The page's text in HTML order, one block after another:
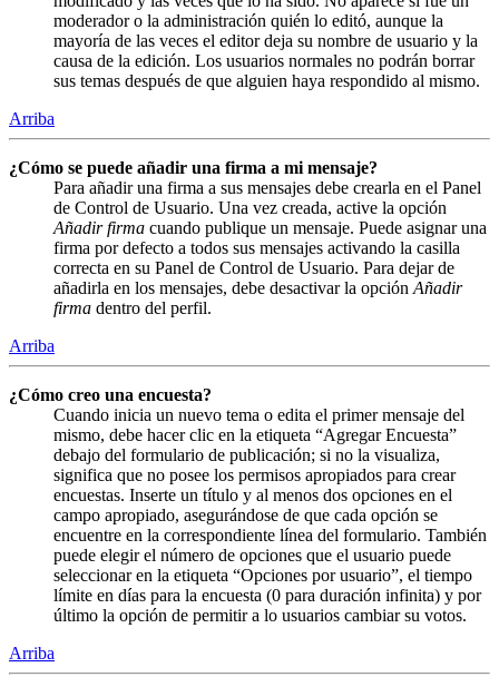
moderador o la administración quién lo editó, aunque la
mayoría de las veces el editor deja su nombre de usuario y la
causa de la edición. Los usuarios normales no podrán borrar
sus temas después de que alguien haya respondido al mismo.
Arriba
¿Cómo se puede añadir una firma a mi mensaje?
Para añadir una firma a sus mensajes debe crearla en el Panel
de Control de Usuario. Una vez creada, active la opción
Añadir firma cuando publique un mensaje. Puede asignar una
firma por defecto a todos sus mensajes activando la casilla
correcta en su Panel de Control de Usuario. Para dejar de
añadirla en los mensajes, debe desactivar la opción Añadir
firma dentro del perfil.
Arriba
¿Cómo creo una encuesta?
Cuando inicia un nuevo tema o edita el primer mensaje del
mismo, debe hacer clic en la etiqueta “Agregar Encuesta”
debajo del formulario de publicación; si no la visualiza,
significa que no posee los permisos apropiados para crear
encuestas. Inserte un título y al menos dos opciones en el
campo apropiado, asegurándose de que cada opción se
encuentre en la correspondiente línea del formulario. También
puede elegir el número de opciones que el usuario puede
seleccionar en la etiqueta “Opciones por usuario”, el tiempo
límite en días para la encuesta (0 para duración infinita) y por
último la opción de permitir a lo usuarios cambiar su votos.
Arriba